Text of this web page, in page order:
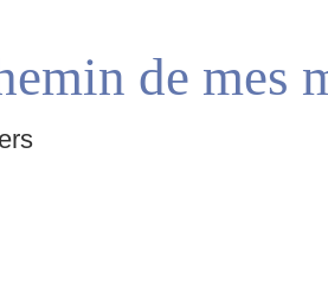
de mes